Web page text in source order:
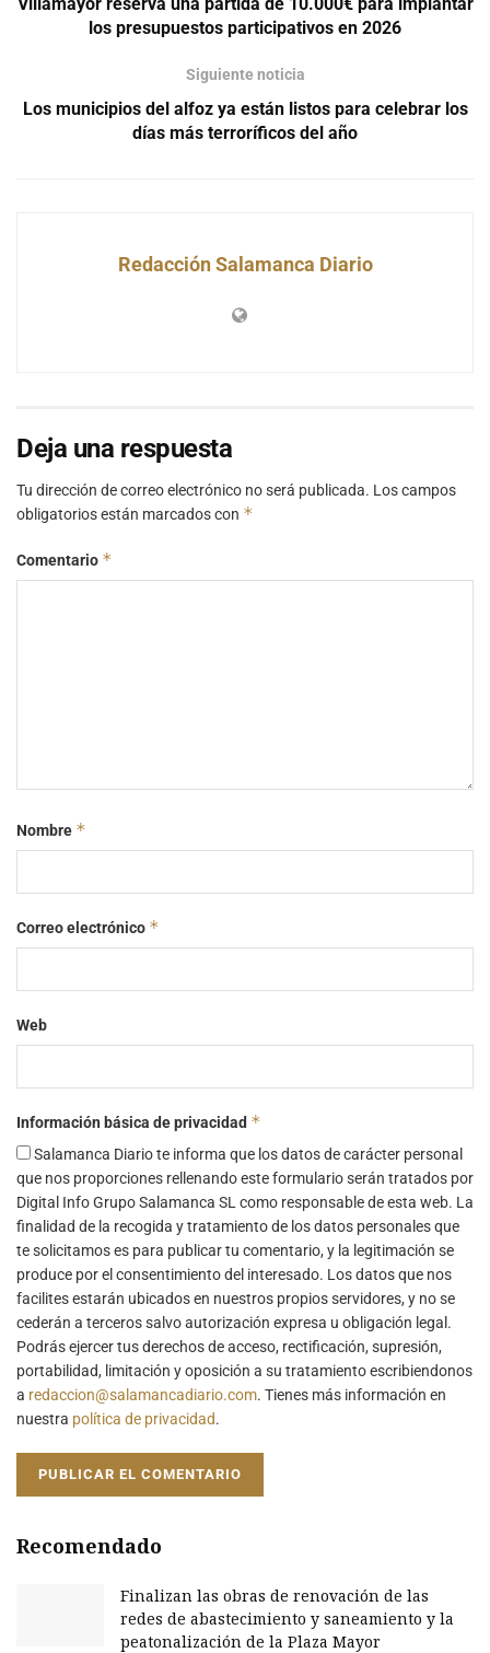
los presupuestos participativos en 2026
Siguiente noticia
Los municipios del alfoz ya están listos para celebrar los
días más terroríficos del año
Redacción Salamanca Diario
Deja una respuesta
Tu dirección de correo electrónico no será publicada. Los campos
obligatorios están marcados con *
Comentario *
Nombre *
Correo electrónico *
Web
Información básica de privacidad *
Salamanca Diario te informa que los datos de carácter personal
que nos proporciones rellenando este formulario serán tratados por
Digital Info Grupo Salamanca SL como responsable de esta web. La
finalidad de la recogida y tratamiento de los datos personales que
te solicitamos es para publicar tu comentario, y la legitimación se
produce por el consentimiento del interesado. Los datos que nos
facilites estarán ubicados en nuestros propios servidores, y no se
cederán a terceros salvo autorización expresa u obligación legal.
Podrás ejercer tus derechos de acceso, rectificación, supresión,
portabilidad, limitación y oposición a su tratamiento escribiendonos
a redaccion@salamancadiario.com. Tienes más información en
nuestra política de privacidad.
Recomendado
Finalizan las obras de renovación de las
redes de abastecimiento y saneamiento y la
peatonalización de la Plaza Mayor